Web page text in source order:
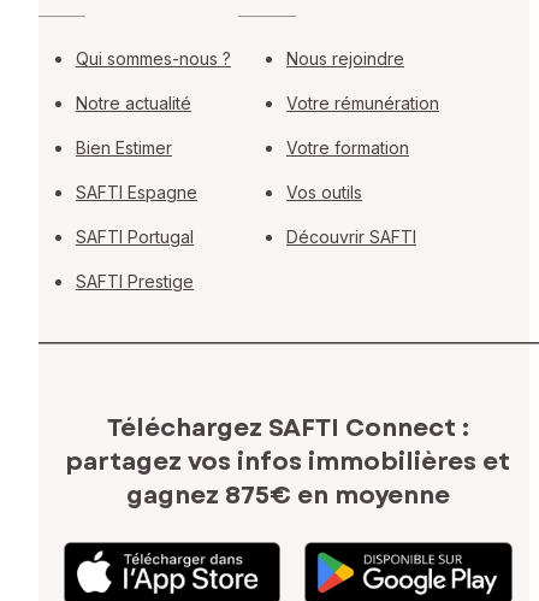
Qui sommes-nous ?
Notre actualité
Bien Estimer
SAFTI Espagne
SAFTI Portugal
SAFTI Prestige
Nous rejoindre
Votre rémunération
Votre formation
Vos outils
Découvrir SAFTI
Téléchargez SAFTI Connect :
partagez vos infos immobilières et
gagnez 875€ en moyenne